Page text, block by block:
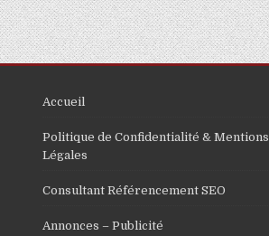
Accueil
Politique de Confidentialité & Mentions
Légales
Consultant Référencement SEO
Annonces – Publicité